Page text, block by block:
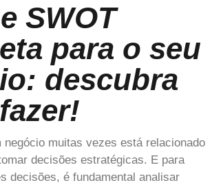
SWOT
para o seu
descubra
negócio muitas vezes está relacionado
decisões estratégicas. E para
decisões, é fundamental analisar